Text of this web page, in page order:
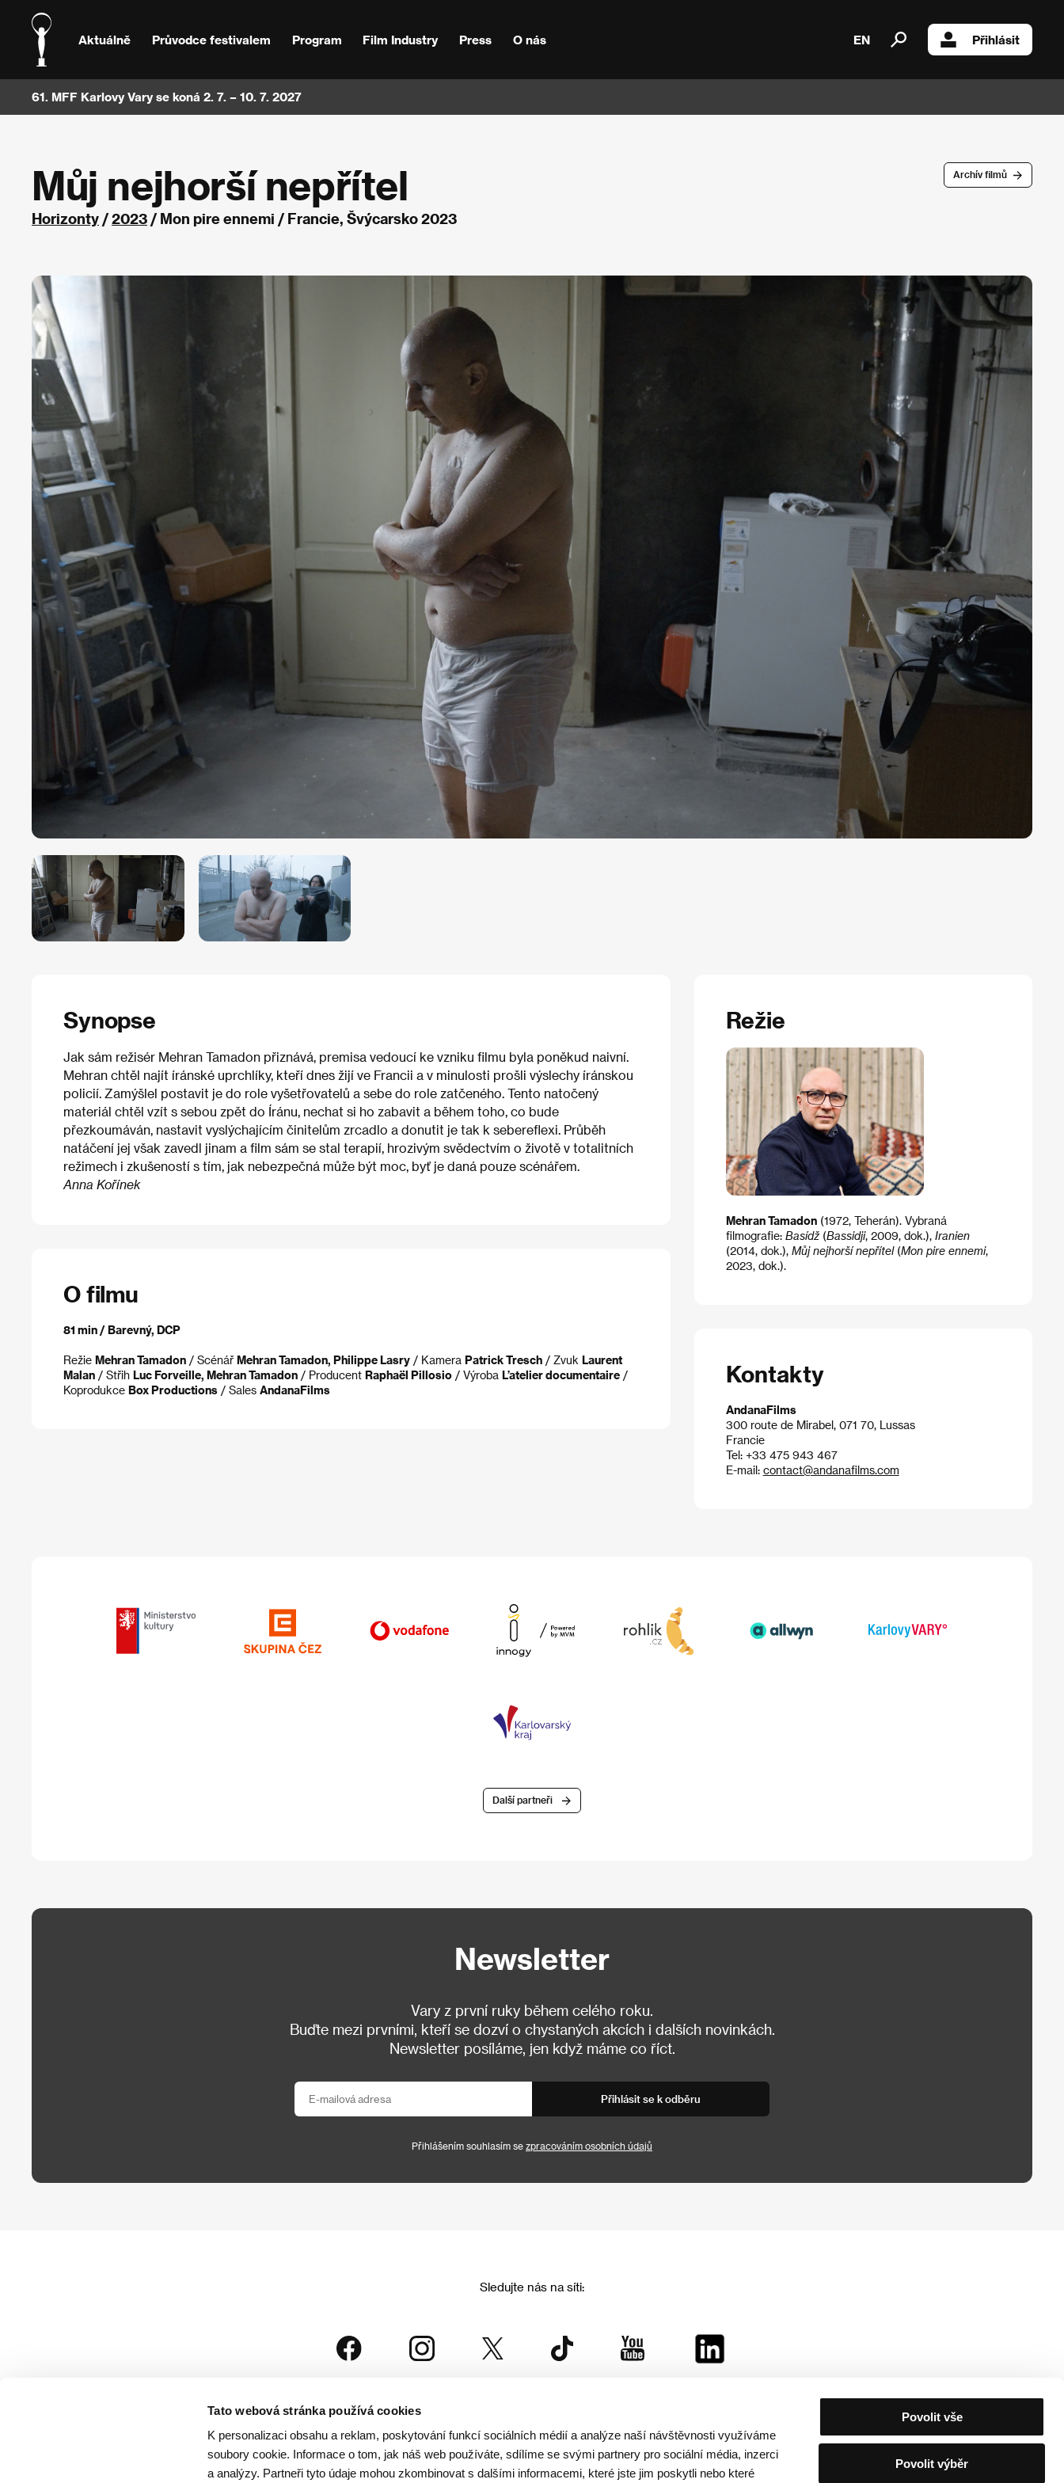
Tato webová stránka používá cookies
K personalizaci obsahu a reklam, poskytování funkcí sociálních médií a analýze naší návštěvnosti využíváme
soubory cookie. Informace o tom, jak náš web používáte, sdílíme se svými partnery pro sociální média, inzerci
a analýzy. Partneři tyto údaje mohou zkombinovat s dalšími informacemi, které jste jim poskytli nebo které
Povolit vše
Povolit výběr
Aktuálně Průvodce festivalem Program Film Industry Press O nás EN Přihlásit
61. MFF Karlovy Vary se koná 2. 7. – 10. 7. 2027
Archív filmů
Můj nejhorší nepřítel
Horizonty /2023 / Mon pire ennemi / Francie, Švýcarsko 2023
Synopse
Jak sám režisér Mehran Tamadon přiznává, premisa vedoucí ke vzniku filmu byla poněkud naivní.
Mehran chtěl najít íránské uprchlíky, kteří dnes žijí ve Francii a v minulosti prošli výslechy íránskou
policií. Zamýšlel postavit je do role vyšetřovatelů a sebe do role zatčeného. Tento natočený
materiál chtěl vzít s sebou zpět do Íránu, nechat si ho zabavit a během toho, co bude
přezkoumáván, nastavit vyslýchajícím činitelům zrcadlo a donutit je tak k sebereflexi. Průběh
natáčení jej však zavedl jinam a film sám se stal terapií, hrozivým svědectvím o životě v totalitních
režimech i zkušeností s tím, jak nebezpečná může být moc, byť je daná pouze scénářem.
Anna Kořínek
O filmu
81 min / Barevný, DCP
Režie Mehran Tamadon / Scénář Mehran Tamadon, Philippe Lasry / Kamera Patrick Tresch / Zvuk Laurent
Malan / Střih Luc Forveille, Mehran Tamadon / Producent Raphaël Pillosio / Výroba L’atelier documentaire /
Koprodukce Box Productions / Sales AndanaFilms
Režie
Mehran Tamadon(1972, Teherán). Vybraná
filmografie: Basídž(Bassidji, 2009, dok.),Iranien
(2014, dok.), Můj nejhorší nepřítel(Mon pire ennemi,
2023, dok.).
Kontakty
AndanaFilms
300 route de Mirabel, 071 70, Lussas
Francie
Tel: +33 475 943 467
E-mail: contact@andanafilms.com
Další partneři
Newsletter
Vary z první ruky během celého roku.
Buďte mezi prvními, kteří se dozví o chystaných akcích i dalších novinkách.
Newsletter posíláme, jen když máme co říct.
Přihlásit se k odběru
Přihlášením souhlasím se zpracováním osobních údajů
Sledujte nás na síti:
je součástí rodiny KVIFF Group, která zastřešuje i další projekty: